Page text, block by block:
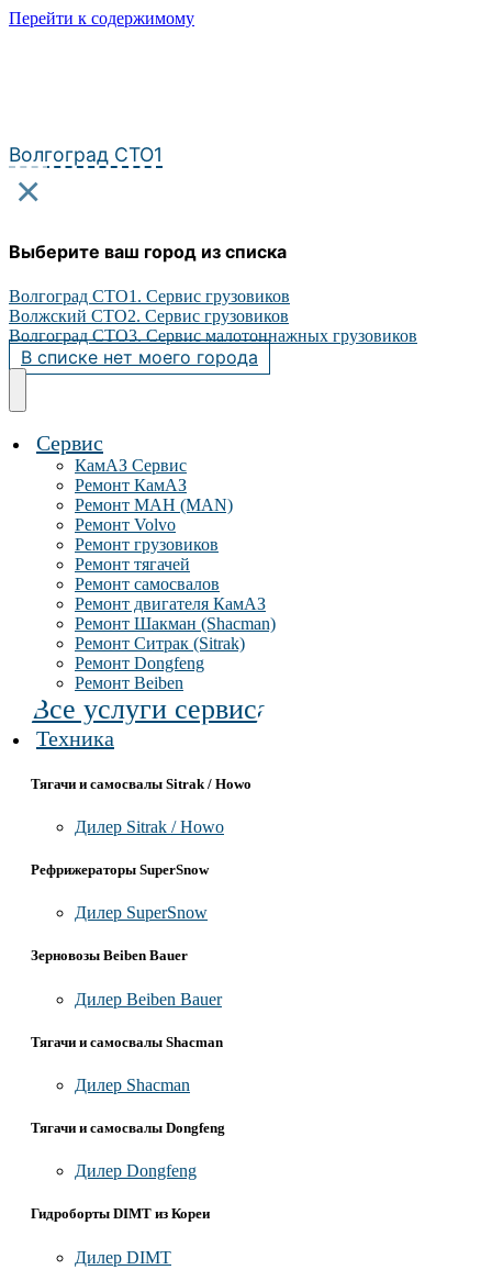
Перейти к содержимому
Волгоград СТО1
×
Выберите ваш город из списка
Волгоград СТО1. Сервис грузовиков
Волжский СТО2. Сервис грузовиков
Волгоград СТО3. Сервис малотоннажных грузовиков
В списке нет моего города
Сервис
КамАЗ Сервис
Ремонт КамАЗ
Ремонт МАН (MAN)
Ремонт Volvo
Ремонт грузовиков
Ремонт тягачей
Ремонт самосвалов
Ремонт двигателя КамАЗ
Ремонт Шакман (Shacman)
Ремонт Ситрак (Sitrak)
Ремонт Dongfeng
Ремонт Beiben
Все услуги сервиса
Техника
Тягачи и самосвалы Sitrak / Howo
Дилер Sitrak / Howo
Рефрижераторы SuperSnow
Дилер SuperSnow
Зерновозы Beiben Bauer
Дилер Beiben Bauer
Тягачи и самосвалы Shacman
Дилер Shacman
Тягачи и самосвалы Dongfeng
Дилер Dongfeng
Гидроборты DIMT из Кореи
Дилер DIMT